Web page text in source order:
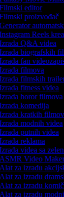
editor
proizvođač
Reels
Q&A videa
biografskih
fan
filmova
filmskih
fitness videa
horor filmova
komedija
kratkih
modnih videa
putnih videa
reklama
videa sa
Video Maker
za izradu
za izradu
za izradu
za izradu